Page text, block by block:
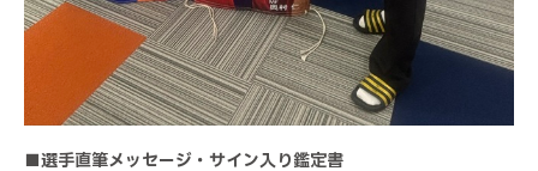
■選手直筆メッセージ・サイン入り鑑定書